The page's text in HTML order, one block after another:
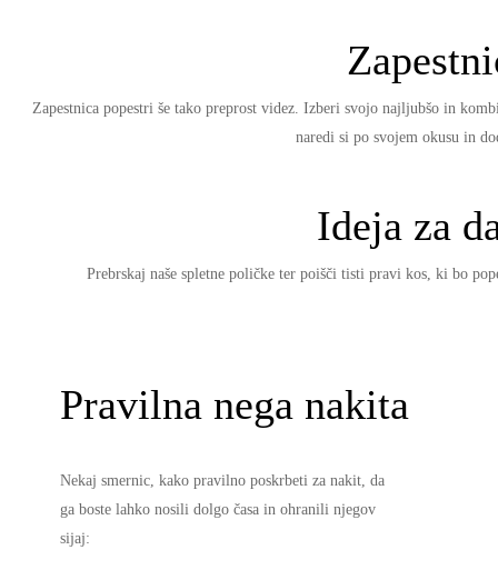
Zapestnica popestri še tako preprost videz. Izberi svojo najljubšo in
naredi si po svojem okusu in
Ideja za
Prebrskaj naše spletne poličke ter poišči tisti pravi kos, ki bo
Pravilna nega nakita
Nekaj smernic, kako pravilno poskrbeti za nakit, da
ga boste lahko nosili dolgo časa in ohranili njegov
sijaj: